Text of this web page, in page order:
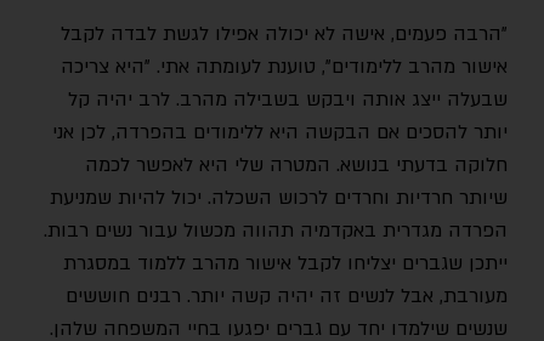
"הרבה פעמים, אישה לא יכולה אפילו לגשת לבדה לקבל
אישור מהרב ללימודים", טוענת לעומתה אתי. "היא צריכה
שבעלה ייצג אותה ויבקש בשבילה מהרב. לרב יהיה קל
יותר להסכים אם הבקשה היא ללימודים בהפרדה, לכן אני
חלוקה בדעתי בנושא. המטרה שלי היא לאפשר לכמה
שיותר חרדיות וחרדים לרכוש השכלה. יכול להיות שמניעת
הפרדה מגדרית באקדמיה תהווה מכשול עבור נשים רבות.
ייתכן שגברים יצליחו לקבל אישור מהרב ללמוד במסגרת
מעורבת, אבל לנשים זה יהיה קשה יותר. רבנים חוששים
שנשים שילמדו יחד עם גברים יפגעו בחיי המשפחה שלהן.